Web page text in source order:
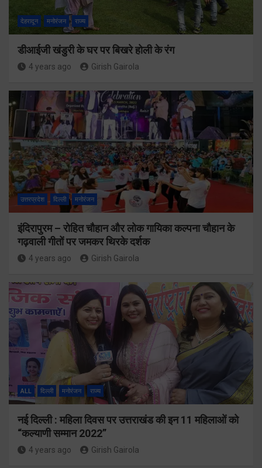
देहरादून मनोरंजन राज्य
डीआईजी खंडुरी के घर पर बिखरे होली के रंग
4 years ago Girish Gairola
उत्तरप्रदेश दिल्ली मनोरंजन
इंदिरापुरम – रोहित चौहान और लोक गायिका कल्पना चौहान के
गढ़वाली गीतों पर जमकर थिरके दर्शक
4 years ago Girish Gairola
ALL दिल्ली मनोरंजन राज्य
नई दिल्ली : महिला दिवस पर उत्तराखंड की इन 11 महिलाओं को
“कल्याणी सम्मान 2022”
4 years ago Girish Gairola